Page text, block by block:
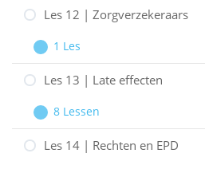
en
11
Artsen
en
Les 12 | Zorgverzekeraars
Uitbreiden
Les
12
Zorgverzekeraars
1 Les
Les 13 | Late effecten
Uitbreiden
Les
13
8 Lessen
Les 14 | Rechten en EPD